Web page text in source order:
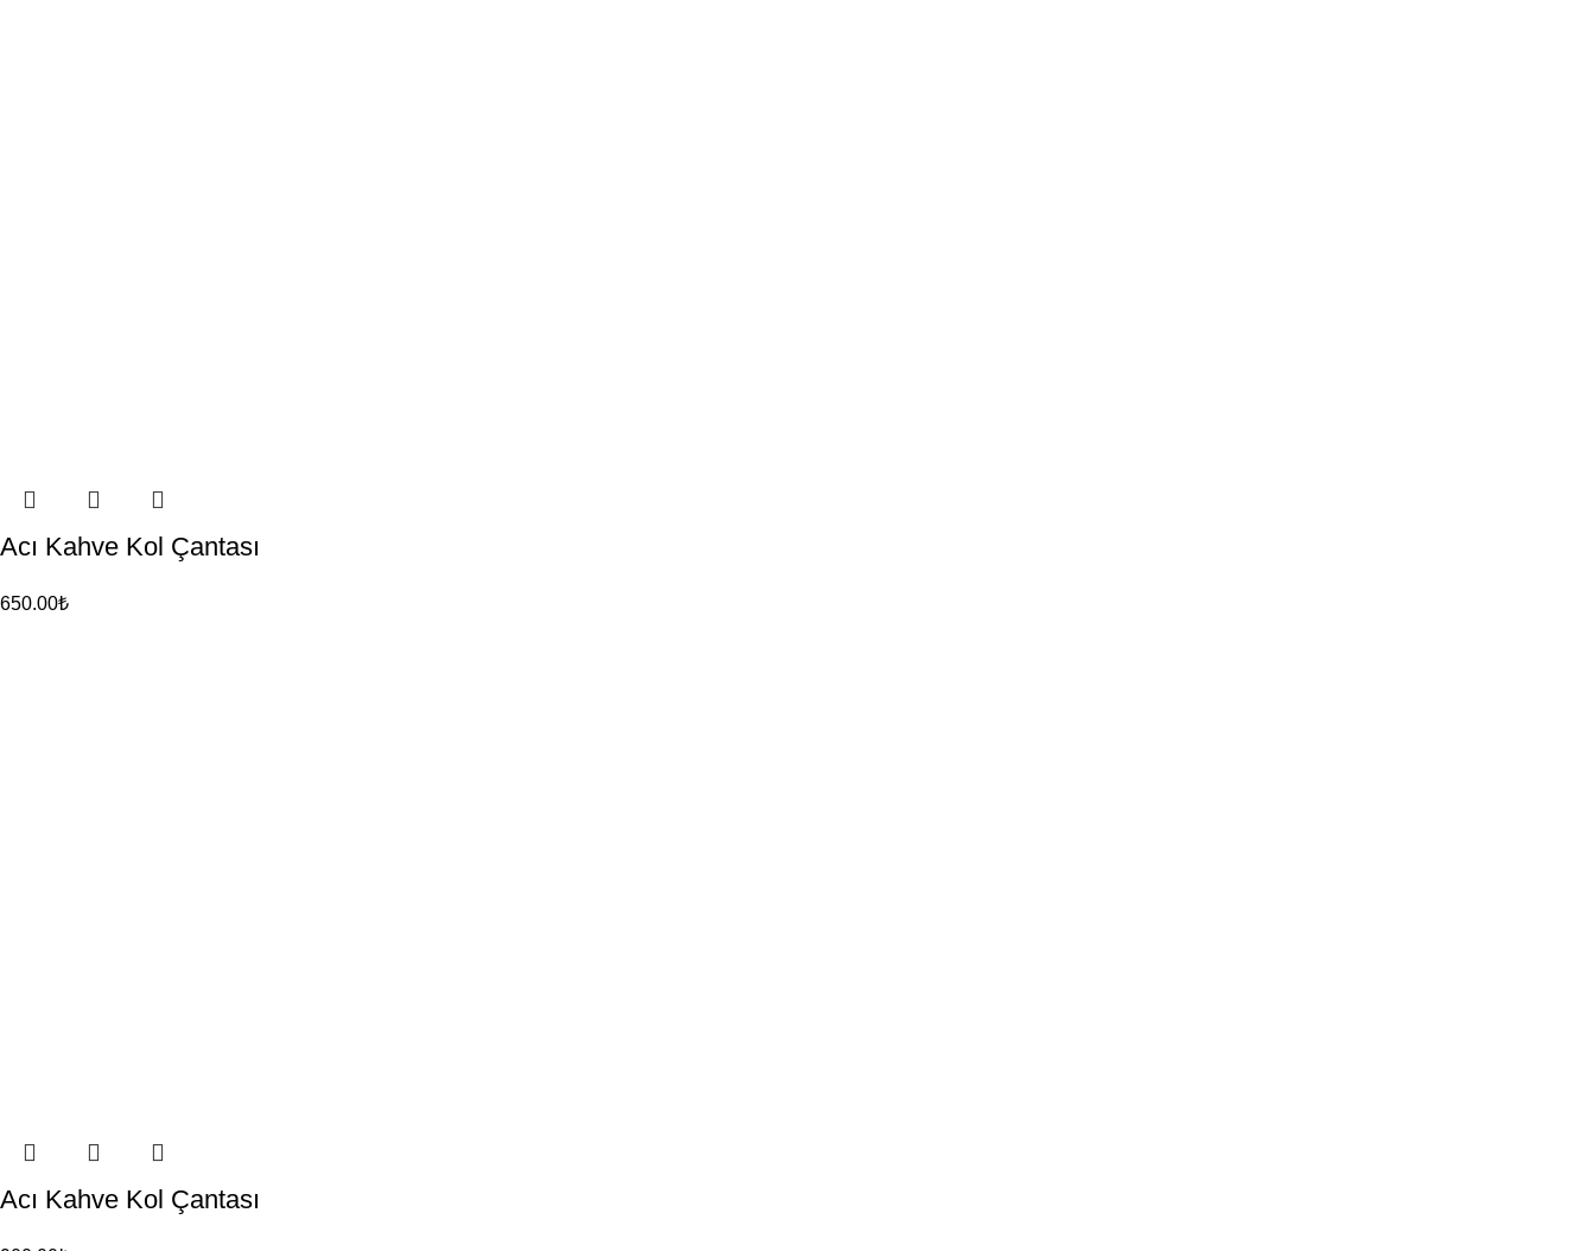
Acı Kahve Kol Çantası
650.00₺
Acı Kahve Kol Çantası